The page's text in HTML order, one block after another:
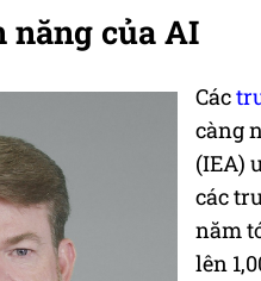
năng của AI
Các
càng
(IEA)
các
năm
lên